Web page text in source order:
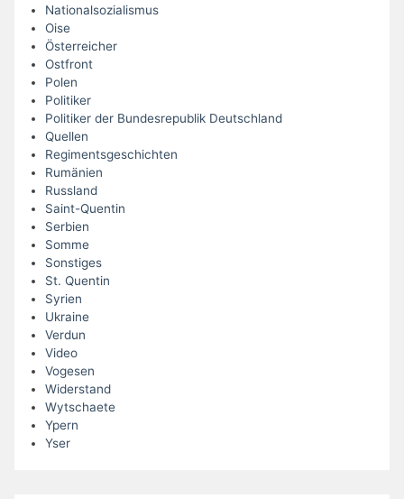
Nationalsozialismus
Oise
Österreicher
Ostfront
Polen
Politiker
Politiker der Bundesrepublik Deutschland
Quellen
Regimentsgeschichten
Rumänien
Russland
Saint-Quentin
Serbien
Somme
Sonstiges
St. Quentin
Syrien
Ukraine
Verdun
Video
Vogesen
Widerstand
Wytschaete
Ypern
Yser